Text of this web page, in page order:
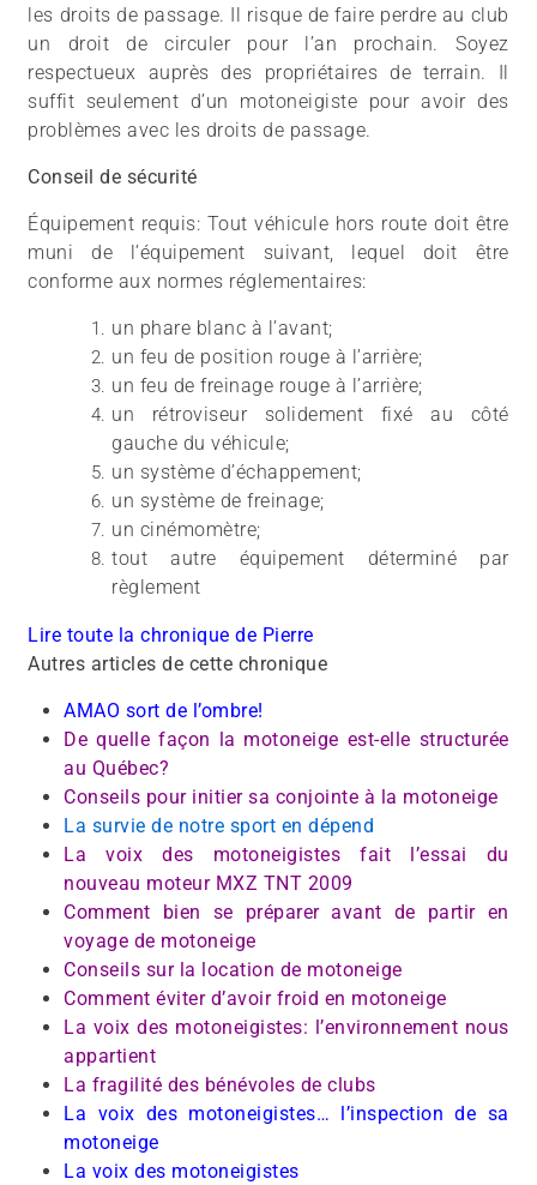
les droits de passage. Il risque de faire perdre au club
un droit de circuler pour l’an prochain. Soyez
respectueux auprès des propriétaires de terrain. Il
suffit seulement d’un motoneigiste pour avoir des
problèmes avec les droits de passage.
Conseil de sécurité
Équipement requis: Tout véhicule hors route doit être
muni de l’équipement suivant, lequel doit être
conforme aux normes réglementaires:
un phare blanc à l’avant;
un feu de position rouge à l’arrière;
un feu de freinage rouge à l’arrière;
un rétroviseur solidement fixé au côté
gauche du véhicule;
un système d’échappement;
un système de freinage;
un cinémomètre;
tout autre équipement déterminé par
règlement
Lire toute la chronique de Pierre
Autres articles de cette chronique
AMAO sort de l’ombre!
De quelle façon la motoneige est-elle structurée
au Québec?
Conseils pour initier sa conjointe à la motoneige
La survie de notre sport en dépend
La voix des motoneigistes fait l’essai du
nouveau moteur MXZ TNT 2009
Comment bien se préparer avant de partir en
voyage de motoneige
Conseils sur la location de motoneige
Comment éviter d’avoir froid en motoneige
La voix des motoneigistes: l’environnement nous
appartient
La fragilité des bénévoles de clubs
La voix des motoneigistes… l’inspection de sa
motoneige
La voix des motoneigistes